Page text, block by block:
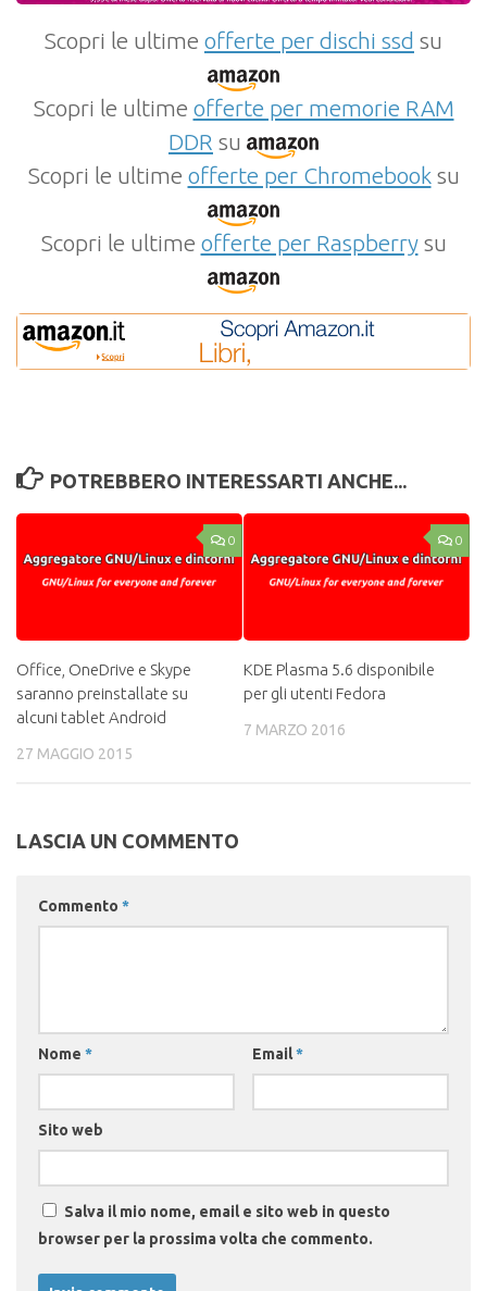
Scopri le ultime offerte per dischi ssd su
Scopri le ultime offerte per memorie RAM
DDR su
Scopri le ultime offerte per Chromebooksu
Scopri le ultime offerte per Raspberrysu
POTREBBERO INTERESSARTI ANCHE...
0
Office, OneDrive e Skype
saranno preinstallate su
alcuni tablet Android
27 MAGGIO 2015
0
KDE Plasma 5.6 disponibile
per gli utenti Fedora
7 MARZO 2016
LASCIA UN COMMENTO
Commento *
Nome * Email*
Sito web
Salva il mio nome, email e sito web in questo
browser per la prossima volta che commento.